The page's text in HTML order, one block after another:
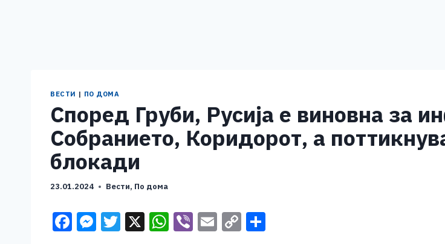
ВЕСТИ | ПО ДОМА
Според Груби, Русија е виновна за
Собранието, Коридорот, а
блокади
23.01.2024 Вести, По дома
F M T X W Vi E C